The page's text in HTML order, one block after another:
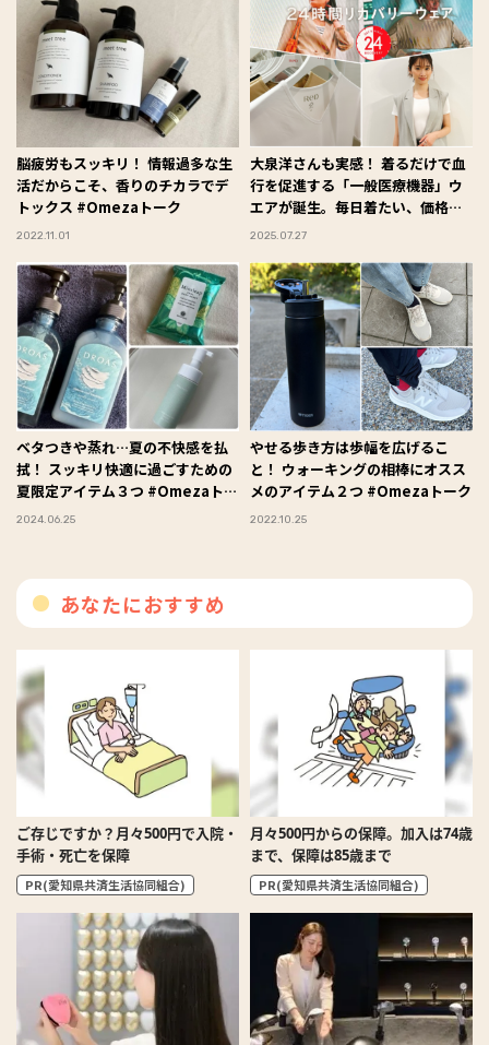
脳疲労もスッキリ！ 情報過多な生
活だからこそ、香りのチカラでデ
トックス #Omezaトーク
2022.11.01
大泉洋さんも実感！ 着るだけで血
行を促進する「一般医療機器」ウ
エアが誕生。毎日着たい、価格も
デザインも“ちょうどいい”
2025.07.27
ベタつきや蒸れ…夏の不快感を払
拭！ スッキリ快適に過ごすための
夏限定アイテム３つ #Omezaトー
ク
2024.06.25
やせる歩き方は歩幅を広げるこ
と！ ウォーキングの相棒にオスス
メのアイテム２つ #Omezaトーク
2022.10.25
あなたにおすすめ
ご存じですか？月々500円で入院・
手術・死亡を保障
PR(愛知県共済生活協同組合)
月々500円からの保障。加入は74歳
まで、保障は85歳まで
PR(愛知県共済生活協同組合)